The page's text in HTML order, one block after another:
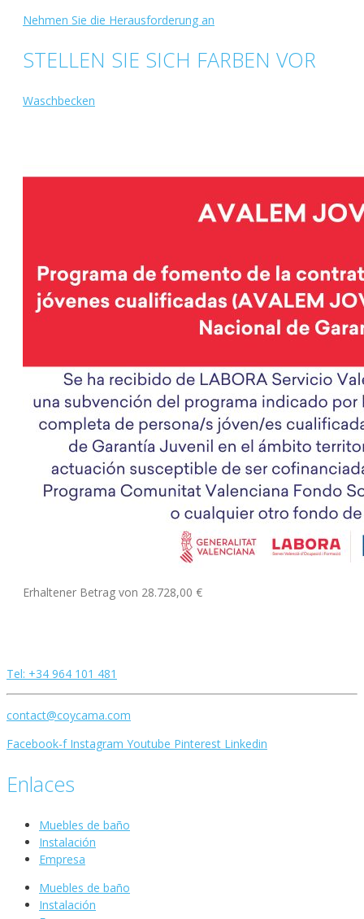
Nehmen Sie die Herausforderung an
STELLEN SIE SICH FARBEN VOR
Waschbecken
Erhaltener Betrag von 28.728,00 €
Tel: +34 964 101 481
contact@coycama.com
Facebook-f Instagram Youtube Pinterest Linkedin
Enlaces
Muebles de baño
Instalación
Empresa
Muebles de baño
Instalación